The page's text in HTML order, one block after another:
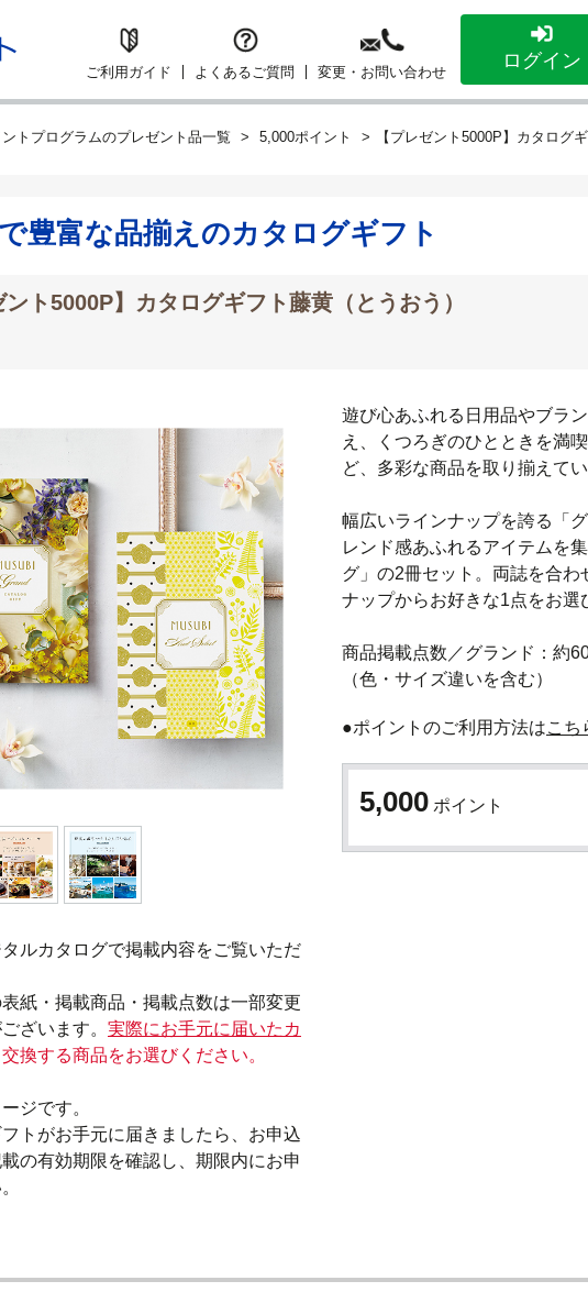
ご利用ガイド よくあるご質問 変更・お問い合わせ
ログイン
トプログラムのプレゼント品一覧 5,000ポイント 【プレゼント5000P】カタログ
豊富な品揃えのカタログギフト
ント5000P】カタログギフト藤黄（とうおう）
ルカタログで掲載内容をご覧いただ
紙・掲載商品・掲載点数は一部変更
ざいます。 実際にお手元に届いたカ
換する商品をお選びください。
ジです。
トがお手元に届きましたら、お申込
の有効期限を確認し、期限内にお申
遊び心あふれる日用品やブラ
え、くつろぎのひとときを満
ど、多彩な商品を取り揃えてい
幅広いラインナップを誇る「
レンド感あふれるアイテムを
グ」の2冊セット。両誌を合わ
ナップからお好きな1点をお選
商品掲載点数／グランド：約
（色・サイズ違いを含む）
●ポイントのご利用方法はこち
5,000 ポイント